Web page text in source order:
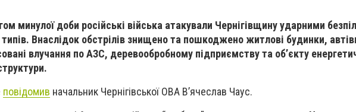
минулої доби російські війська атакували Чернігівщину ударними
типів. Внаслідок обстрілів знищено та пошкоджено житлові будинки,
влучання по АЗС, деревообробному підприємству та об’єкту
повідомив начальник Чернігівської ОВА Вʼячеслав Чаус.